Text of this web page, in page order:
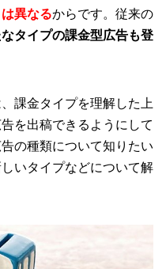
異なるからです。従来の
タイプの課金型広告も登
課金タイプを理解した上
を出稿できるようにして
の種類について知りたい
いタイプなどについて解